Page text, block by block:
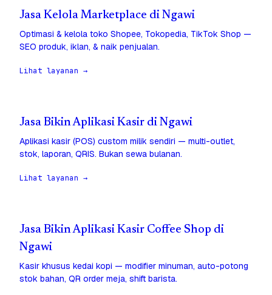
Jasa Kelola Marketplace di Ngawi
Optimasi & kelola toko Shopee, Tokopedia, TikTok Shop —
SEO produk, iklan, & naik penjualan.
Lihat layanan →
Jasa Bikin Aplikasi Kasir di Ngawi
Aplikasi kasir (POS) custom milik sendiri — multi-outlet,
stok, laporan, QRIS. Bukan sewa bulanan.
Lihat layanan →
Jasa Bikin Aplikasi Kasir Coffee Shop di
Ngawi
Kasir khusus kedai kopi — modifier minuman, auto-potong
stok bahan, QR order meja, shift barista.